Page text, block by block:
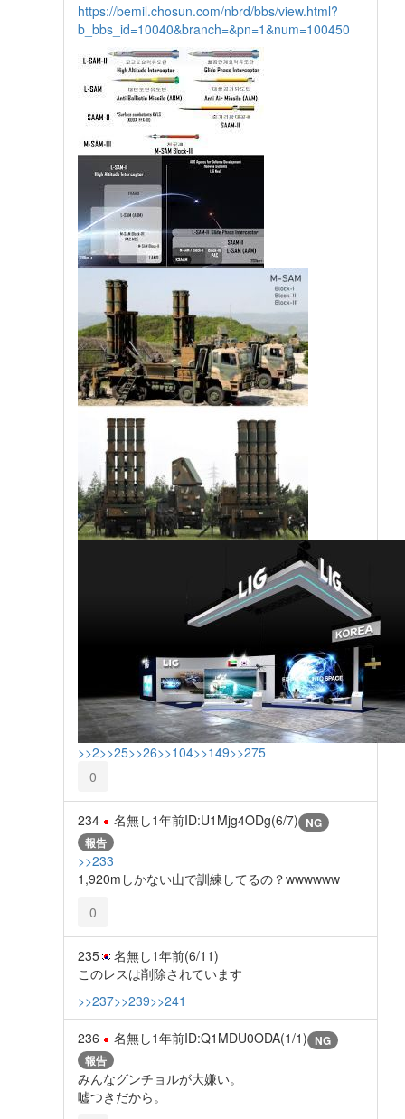
https://bemil.chosun.com/nbrd/bbs/view.html?
b_bbs_id=10040&branch=&pn=1&num=100450
>>2>>25>>26>>104>>149>>275
0
234 名無し1年前ID:U1Mjg4ODg(6/7) NG
報告
>>233
1,920mしかない山で訓練してるの？wwwwww
0
235 名無し1年前(6/11)
このレスは削除されています
>>237>>239>>241
236 名無し1年前ID:Q1MDU0ODA(1/1) NG
報告
みんなグンチョルが大嫌い。
嘘つきだから。